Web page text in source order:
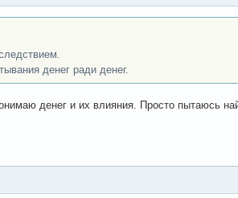
денег ради денег.
денег и их влияния. Просто пытаюсь